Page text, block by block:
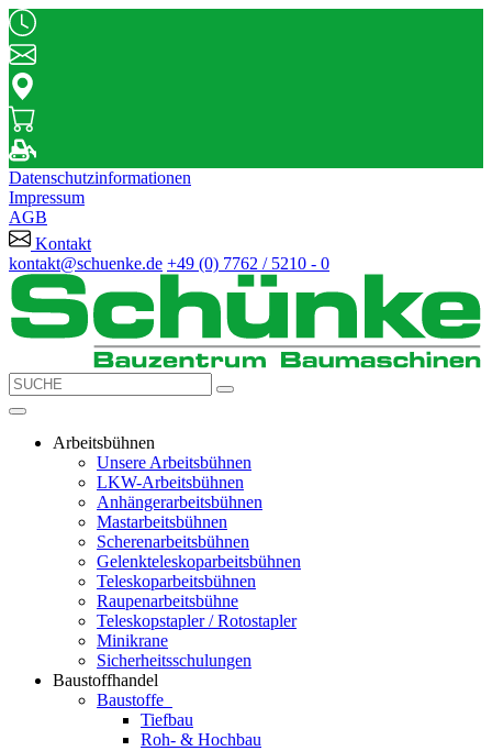
Datenschutzinformationen
Impressum
AGB
Kontakt
kontakt@schuenke.de +49 (0) 7762 / 5210 - 0
Arbeitsbühnen
Unsere Arbeitsbühnen
LKW-Arbeitsbühnen
Anhängerarbeitsbühnen
Mastarbeitsbühnen
Scherenarbeitsbühnen
Gelenkteleskoparbeitsbühnen
Teleskoparbeitsbühnen
Raupenarbeitsbühne
Teleskopstapler / Rotostapler
Minikrane
Sicherheitsschulungen
Baustoffhandel
Baustoffe
Tiefbau
Roh- & Hochbau